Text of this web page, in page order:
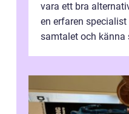
vara ett bra
en erfaren
samtalet och känna